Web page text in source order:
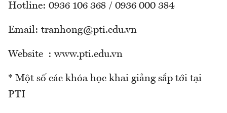
Hotline: 0936 106 368 / 0936 000 384
Email: tranhong@pti.edu.vn
Website : www.pti.edu.vn
* Một số các khóa học khai giảng sắp tới tại
PTI